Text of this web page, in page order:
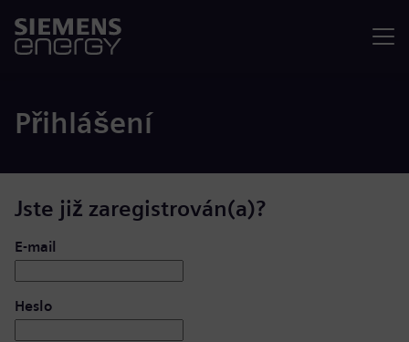
Přihlášení
Jste již zaregistrován(a)?
Přihlášení: uživatel a heslo
E-mail
Heslo